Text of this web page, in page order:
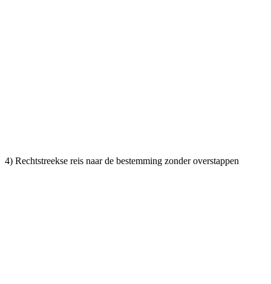
4) Rechtstreekse reis naar de bestemming zonder overstappen